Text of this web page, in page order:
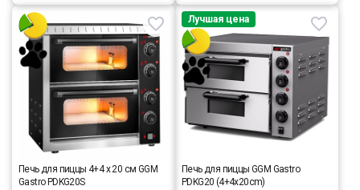
Печь для пиццы 4+4 x 20 см GGM
Gastro PDKG20S
Лучшая цена
Печь для пиццы GGM Gastro
PDKG20 (4+4x20cm)